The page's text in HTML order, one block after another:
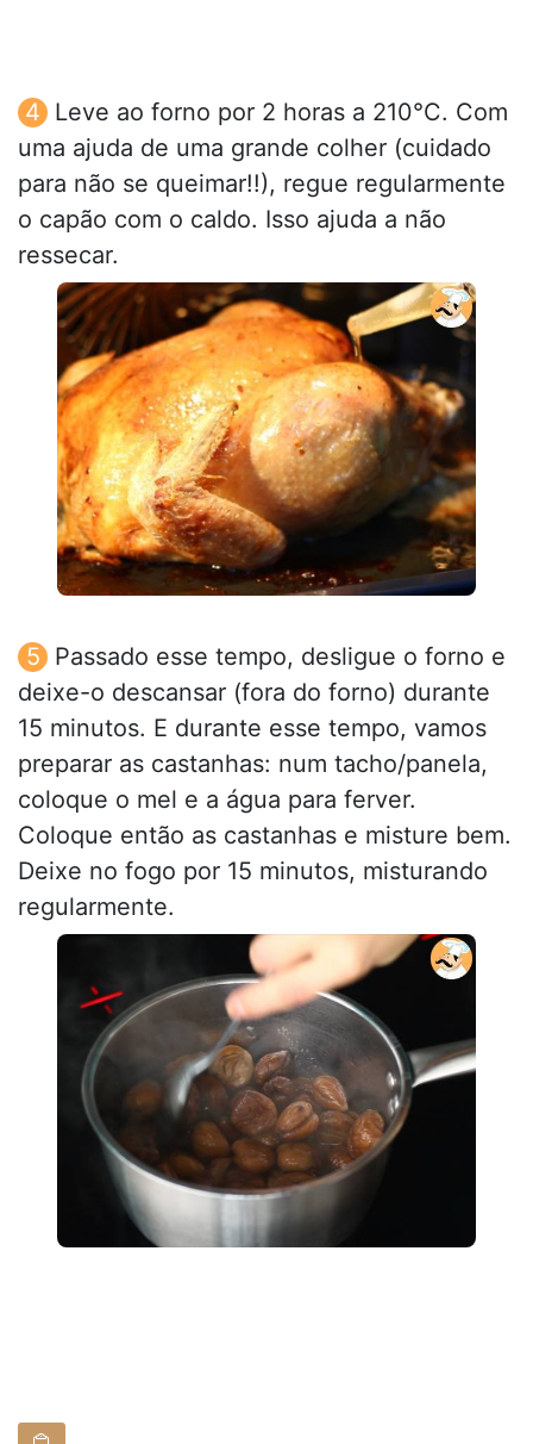
Leve ao forno por 2 horas a 210°C. Com
uma ajuda de uma grande colher (cuidado
para não se queimar!!), regue regularmente
o capão com o caldo. Isso ajuda a não
ressecar.
Passado esse tempo, desligue o forno e
deixe-o descansar (fora do forno) durante
15 minutos. E durante esse tempo, vamos
preparar as castanhas: num tacho/panela,
coloque o mel e a água para ferver.
Coloque então as castanhas e misture bem.
Deixe no fogo por 15 minutos, misturando
regularmente.